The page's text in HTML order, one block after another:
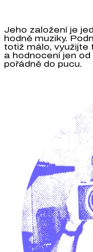
Jeho založení je
hodně muziky.
totiž málo, využijte
a hodnocení jen od
pořádně do pucu.